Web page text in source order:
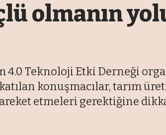
olmanın
4.0 Teknoloji Etki Derneği
konuşmacılar, tarım
etmeleri gerektiğine